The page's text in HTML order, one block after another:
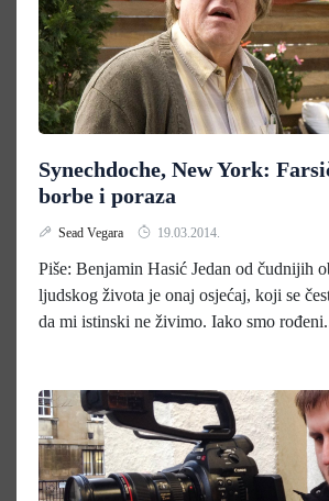
Synechdoche, New York:
borbe i poraza
Sead Vegara 19.03.2014.
Piše: Benjamin Hasić Jedan od čudnijih
ljudskog života je onaj osjećaj, koji se
da mi istinski ne živimo. Iako smo